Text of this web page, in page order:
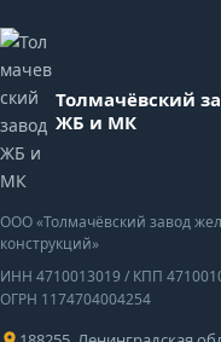
Толмачёвский
ЖБ и МК
ООО «Толмачёвский завод
конструкций»
ИНН 4710013019 / КПП
ОГРН 1174704004254